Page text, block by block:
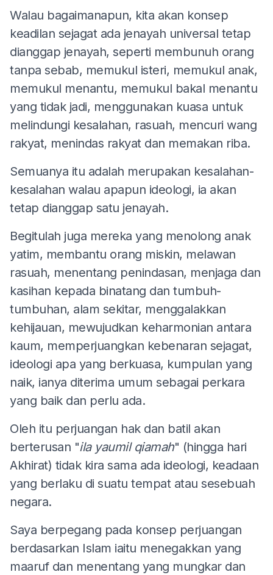
Walau bagaimanapun, kita akan konsep
keadilan sejagat ada jenayah universal tetap
dianggap jenayah, seperti membunuh orang
tanpa sebab, memukul isteri, memukul anak,
memukul menantu, memukul bakal menantu
yang tidak jadi, menggunakan kuasa untuk
melindungi kesalahan, rasuah, mencuri wang
rakyat, menindas rakyat dan memakan riba.
Semuanya itu adalah merupakan kesalahan-
kesalahan walau apapun ideologi, ia akan
tetap dianggap satu jenayah.
Begitulah juga mereka yang menolong anak
yatim, membantu orang miskin, melawan
rasuah, menentang penindasan, menjaga dan
kasihan kepada binatang dan tumbuh-
tumbuhan, alam sekitar, menggalakkan
kehijauan, mewujudkan keharmonian antara
kaum, memperjuangkan kebenaran sejagat,
ideologi apa yang berkuasa, kumpulan yang
naik, ianya diterima umum sebagai perkara
yang baik dan perlu ada.
Oleh itu perjuangan hak dan batil akan
berterusan "ila yaumil qiamah" (hingga hari
Akhirat) tidak kira sama ada ideologi, keadaan
yang berlaku di suatu tempat atau sesebuah
negara.
Saya berpegang pada konsep perjuangan
berdasarkan Islam iaitu menegakkan yang
maaruf dan menentang yang mungkar dan